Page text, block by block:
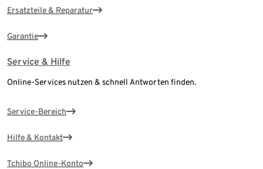
Ersatzteile & Reparatur
Garantie
Service & Hilfe
Online-Services nutzen & schnell Antworten finden.
Service-Bereich
Hilfe & Kontakt
Tchibo Online-Konto